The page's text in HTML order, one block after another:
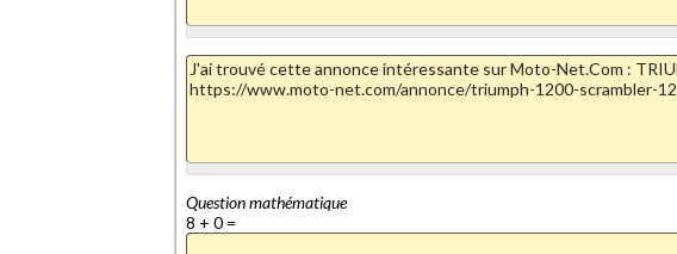
Question mathématique
8 + 0 =